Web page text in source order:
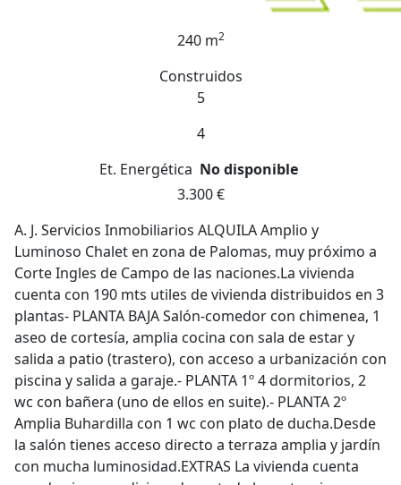
240 m2
Construidos
5
4
Et. Energética No disponible
3.300 €
A. J. Servicios Inmobiliarios ALQUILA Amplio y
Luminoso Chalet en zona de Palomas, muy próximo a
Corte Ingles de Campo de las naciones.La vivienda
cuenta con 190 mts utiles de vivienda distribuidos en 3
plantas- PLANTA BAJA Salón-comedor con chimenea, 1
aseo de cortesía, amplia cocina con sala de estar y
salida a patio (trastero), con acceso a urbanización con
piscina y salida a garaje.- PLANTA 1º 4 dormitorios, 2
wc con bañera (uno de ellos en suite).- PLANTA 2º
Amplia Buhardilla con 1 wc con plato de ducha.Desde
la salón tienes acceso directo a terraza amplia y jardín
con mucha luminosidad.EXTRAS La vivienda cuenta